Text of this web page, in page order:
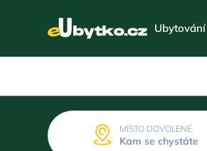
Ubytování
MÍSTO DOVOLENÉ
Kam se chystáte